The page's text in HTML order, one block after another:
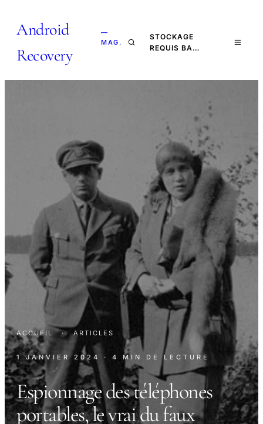
Android
Recovery
—
MAG.
STOCKAGE
REQUIS BA…
ACCUEIL · ARTICLES
1 JANVIER 2024 · 4 MIN DE LECTURE
Espionnage des téléphones
portables, le vrai du faux